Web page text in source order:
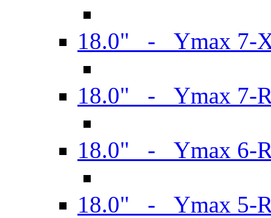
18.0" - Ymax 7-
18.0" - Ymax 7-
18.0" - Ymax 6-
18.0" - Ymax 5-